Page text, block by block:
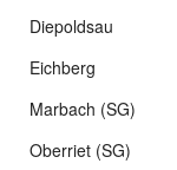
Diepoldsau
Eichberg
Marbach (SG)
Oberriet (SG)